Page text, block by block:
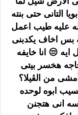
التانى حتى بنته
عليه طيب اعمل
بس اخاف يكدبنى
😒 انا خايفه
هخسر بيتى
من الڤيلا؟
ابوه لوحده
انى هتجنن